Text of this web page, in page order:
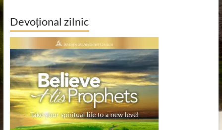
Devoțional zilnic